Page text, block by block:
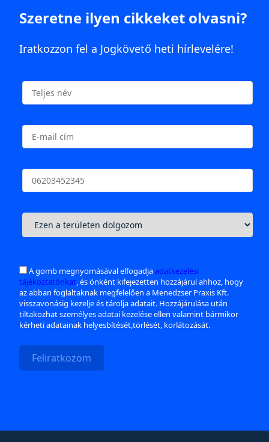
Szeretne ilyen cikkeket olvasni?
Iratkozzon fel a Jogkövető heti hírlevelére!
A gomb megnyomásával elfogadjaadatkezelési
tájékoztatónkat, és önként kifejezetten hozzájárul ahhoz, hogy
az abban foglaltaknak megfelelően a Menedzser Praxis Kft.
visszavonásig kezelje és tárolja adatait. Hozzájárulása után
tiltakozhat személyes adatai kezelése ellen valamint bármikor
kérheti adatainak helyesbítését,törlését, korlátozását.
Feliratkozom